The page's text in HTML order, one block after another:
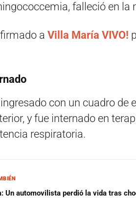
falleció en la
a Villa María VIVO!
con un cuadro de
y fue internado en
respiratoria.
Un automovilista perdió la vida tras